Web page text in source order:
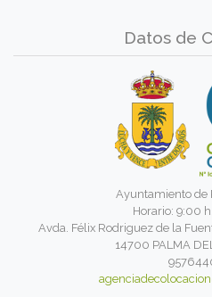
Datos de
Ayuntamiento de
Horario: 9:00
Avda. Félix Rodriguez de la
14700 PALMA